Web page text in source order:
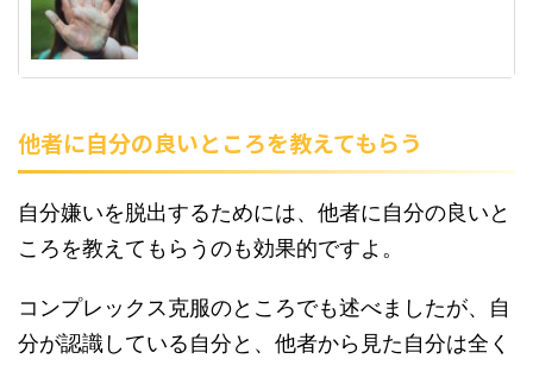
他者に自分の良いところを教えてもらう
自分嫌いを脱出するためには、他者に自分の良いと
ころを教えてもらうのも効果的ですよ。
コンプレックス克服のところでも述べましたが、自
分が認識している自分と、他者から見た自分は全く